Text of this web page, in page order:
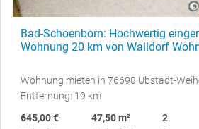
Bad-Schoenborn: Hochwertig
Wohnung 20 km von Walldorf
Wohnung mieten in 76698 Ubstadt-
Entfernung: 19 km
645,00 €
47,50 m²
2